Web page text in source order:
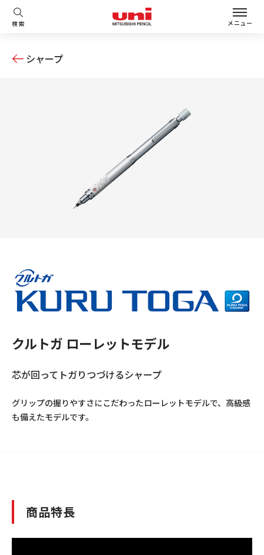
検索 メニュー
シャープ
クルトガ ローレットモデル
芯が回ってトガりつづけるシャープ
グリップの握りやすさにこだわったローレットモデルで、高級感
も備えたモデルです。
商品特長